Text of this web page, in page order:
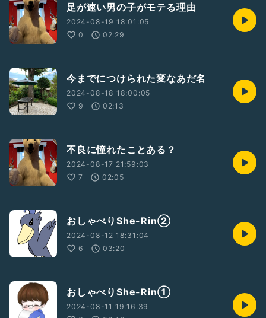
足が速い男の子がモテる理由
2024-08-19 18:01:05
0
02:29
今までにつけられた変なあだ名
2024-08-18 18:00:05
9
02:13
不良に憧れたことある？
2024-08-17 21:59:03
7
02:05
おしゃべりShe-Rin②
2024-08-12 18:31:04
6
03:20
おしゃべりShe-Rin①
2024-08-11 19:16:39